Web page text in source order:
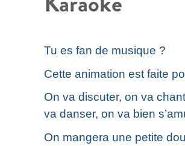
Karaoké
Tu es fan de musique ?
Cette animation est faite
On va discuter, on va
va danser, on va bien
On mangera une petite